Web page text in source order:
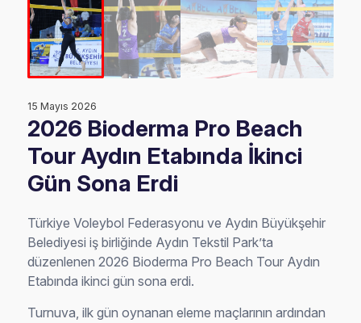
15 Mayıs 2026
2026 Bioderma Pro Beach
Tour Aydın Etabında İkinci
Gün Sona Erdi
Türkiye Voleybol Federasyonu ve Aydın Büyükşehir
Belediyesi iş birliğinde Aydın Tekstil Park’ta
düzenlenen 2026 Bioderma Pro Beach Tour Aydın
Etabında ikinci gün sona erdi.
Turnuva, ilk gün oynanan eleme maçlarının ardından